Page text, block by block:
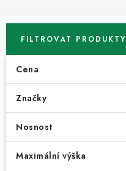
KLIMATIZACE
OLEJE A KAPALINY
TECHNICKÁ VÝUKA
FILTROVAT PRODUKTY
Cena
Značky
Nosnost
Maximální výška